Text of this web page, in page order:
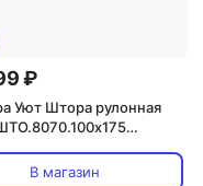
₽
Уют Штора рулонная
В магазин